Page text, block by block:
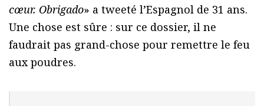
cœur. Obrigado» a tweeté l’Espagnol de 31 ans.
Une chose est sûre : sur ce dossier, il ne
faudrait pas grand-chose pour remettre le feu
aux poudres.